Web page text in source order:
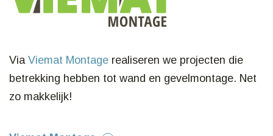
Via Viemat Montage realiseren we projecten die
betrekking hebben tot wand en gevelmontage. Net
zo makkelijk!